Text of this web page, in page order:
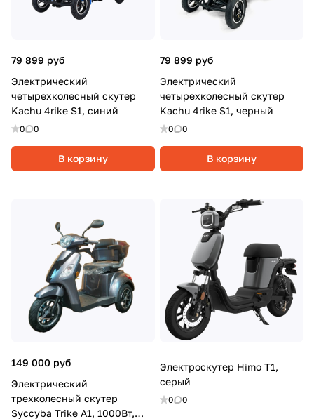
79 899 руб
Электрический
четырехколесный скутер
Kachu 4rike S1, синий
0 0
В корзину
79 899 руб
Электрический
четырехколесный скутер
Kachu 4rike S1, черный
0 0
В корзину
149 000 руб
Электрический
трехколесный скутер
Syccyba Trike A1, 1000Вт,
Электроскутер Himo T1,
серый
0 0